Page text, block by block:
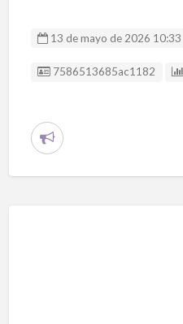
13 de mayo de 2026 10:33
ID Anuncio
7586513685ac1182
R